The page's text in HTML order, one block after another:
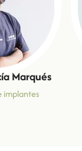
Marqués
implantes